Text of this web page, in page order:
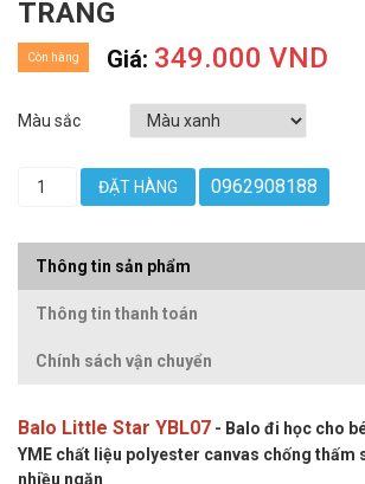
TRANG
Giá: 349.000 VND
Còn hàng
Màu sắc
ĐẶT HÀNG 0962908188
Thông tin sản phẩm
Thông tin thanh toán
Chính sách vận chuyển
Balo Little Star YBL07 - Balo đi học cho
YME chất liệu polyester canvas chống thấm
nhiều ngăn